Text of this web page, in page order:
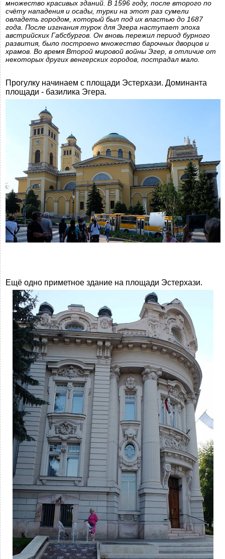
множество красивых зданий. В 1596 году, после второго по
счёту нападения и осады, турки на этот раз сумели
овладеть городом, который был под их властью до 1687
года. После изгнания турок для Эгера наступает эпоха
австрийских Габсбургов. Он вновь пережил период бурного
развития, было построено множество барочных дворцов и
храмов. Во время Второй мировой войны Эгер, в отличие от
некоторых других венгерских городов, пострадал мало.
Прогулку начинаем с площади Эстерхази. Доминанта
площади - базилика Эгера.
Ещё одно приметное здание на площади Эстерхази.